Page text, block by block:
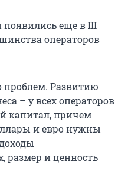
появились еще в III
операторов
проблем. Развитию
– у всех операторов
капитал, причем
и евро нужны
и ценность